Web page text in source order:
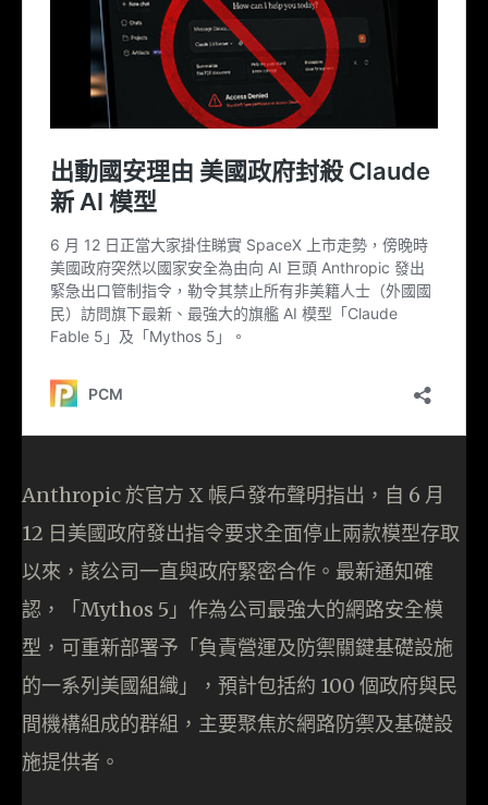
Anthropic 於官方 X 帳戶發布聲明指出，自 6 月
12 日美國政府發出指令要求全面停止兩款模型存取
以來，該公司一直與政府緊密合作。最新通知確
認，「Mythos 5」作為公司最強大的網路安全模
型，可重新部署予「負責營運及防禦關鍵基礎設施
的一系列美國組織」，預計包括約 100 個政府與民
間機構組成的群組，主要聚焦於網路防禦及基礎設
施提供者。